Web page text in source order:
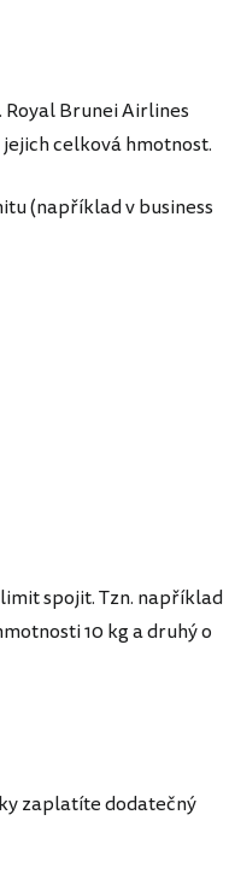
. Royal Brunei Airlines
celková hmotnost.
(například v business
spojit. Tzn. například
10 kg a druhý o
zaplatíte dodatečný